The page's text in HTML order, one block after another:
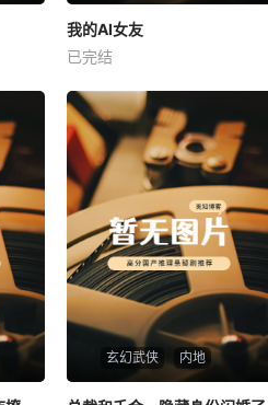
我的AI女友
未知
我的AI女友
已完结
玄幻武侠 内地